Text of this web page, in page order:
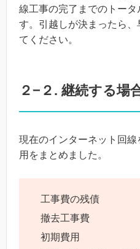
線工事の完了までのトータ
す。引越しが決まったら
てください。
２−２. 継続する場
現在のインターネット回
用をまとめました。
工事費の残債
撤去工事費
初期費用